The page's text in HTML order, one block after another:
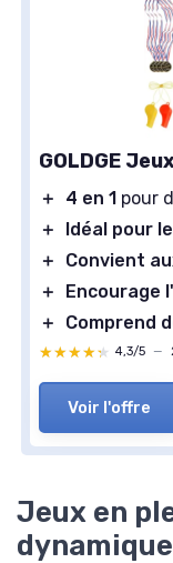
GOLDGE
＋ 4 en 1 pour
＋
Idéal pour
＋
Convient
＋
Encourage
＋
Comprend
★★★★★
★★★★★ 4,3/5 —
Voir l'offre
Jeux en
dynamique